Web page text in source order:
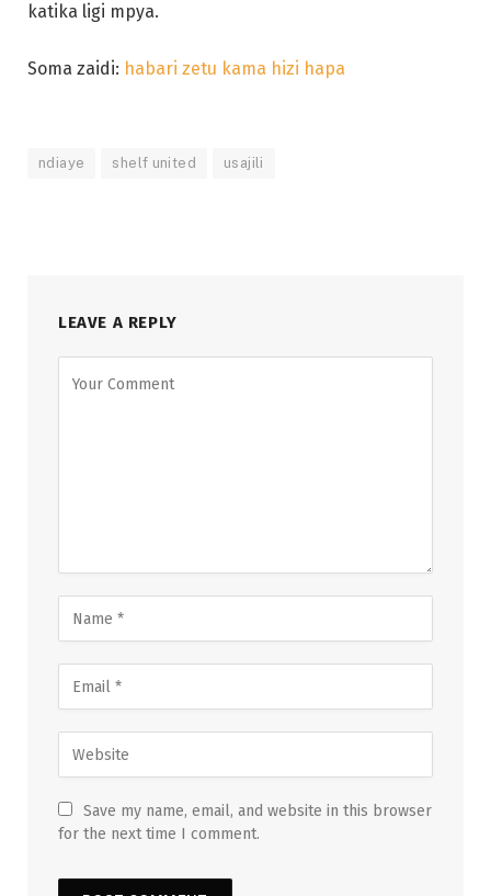
katika ligi mpya.
Soma zaidi: habari zetu kama hizi hapa
ndiaye shelf united usajili
LEAVE A REPLY
Save my name, email, and website in this browser
for the next time I comment.